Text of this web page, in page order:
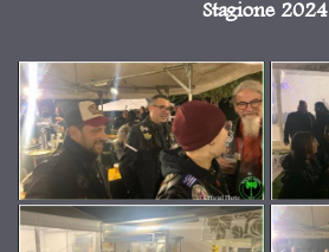
Stagione 2024